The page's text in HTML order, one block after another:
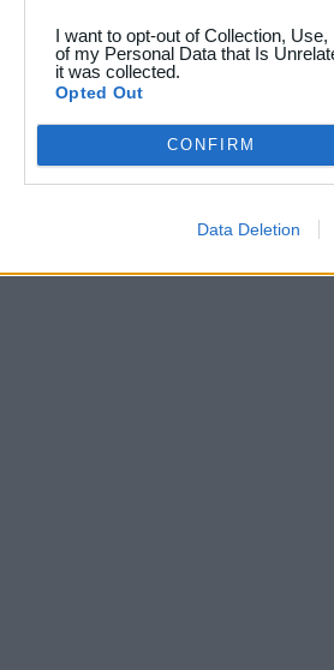
I want to opt-out of Collection,
of my Personal Data that Is
it was collected.
Opted Out
CONFIRM
Data Deletion